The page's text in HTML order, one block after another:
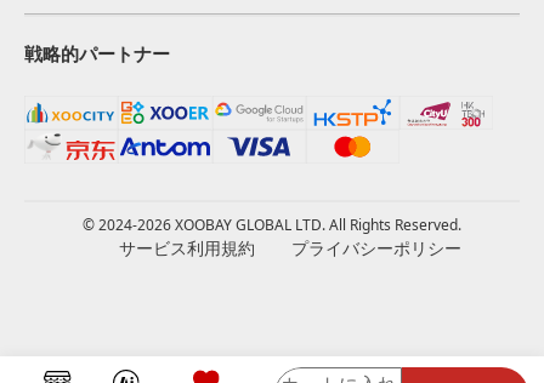
戦略的パートナー
© 2024-2026 XOOBAY GLOBAL LTD. All Rights Reserved.
サービス利用規約 プライバシーポリシー